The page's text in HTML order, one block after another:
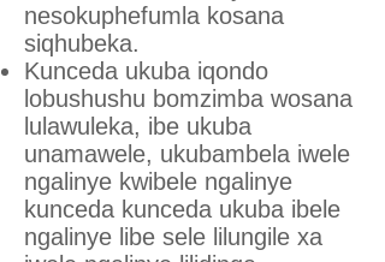
nesokuphefumla kosana
siqhubeka.
Kunceda ukuba iqondo
lobushushu bomzimba wosana
lulawuleka, ibe ukuba
unamawele, ukubambela iwele
ngalinye kwibele ngalinye
kunceda kunceda ukuba ibele
ngalinye libe sele lilungile xa